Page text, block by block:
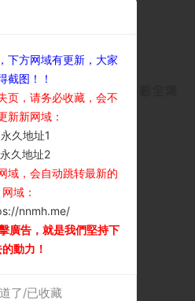
下方网域有更新，大家
截图！！
页，请务必收藏，会不
新新网域：
久地址1
久地址2
域，会自动跳转最新的
网域：
nnmh.me/
廣告，就是我們堅持下
動力！
了/已收藏